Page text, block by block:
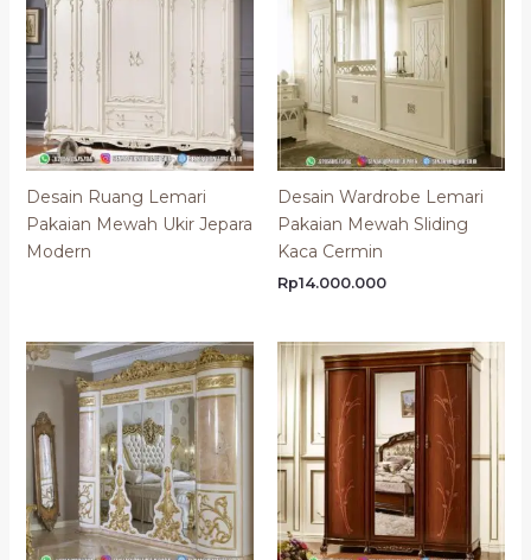
Desain Ruang Lemari
Pakaian Mewah Ukir Jepara
Modern
Desain Wardrobe Lemari
Pakaian Mewah Sliding
Kaca Cermin
Rp14.000.000